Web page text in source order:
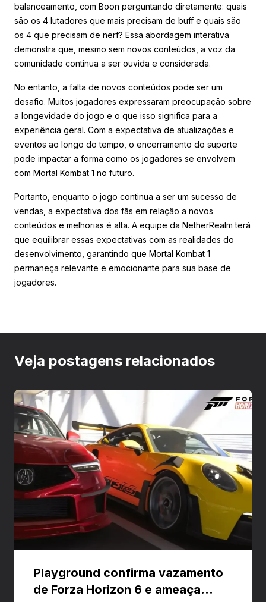
balanceamento, com Boon perguntando diretamente: quais
são os 4 lutadores que mais precisam de buff e quais são
os 4 que precisam de nerf? Essa abordagem interativa
demonstra que, mesmo sem novos conteúdos, a voz da
comunidade continua a ser ouvida e considerada.
No entanto, a falta de novos conteúdos pode ser um
desafio. Muitos jogadores expressaram preocupação sobre
a longevidade do jogo e o que isso significa para a
experiência geral. Com a expectativa de atualizações e
eventos ao longo do tempo, o encerramento do suporte
pode impactar a forma como os jogadores se envolvem
com Mortal Kombat 1 no futuro.
Portanto, enquanto o jogo continua a ser um sucesso de
vendas, a expectativa dos fãs em relação a novos
conteúdos e melhorias é alta. A equipe da NetherRealm terá
que equilibrar essas expectativas com as realidades do
desenvolvimento, garantindo que Mortal Kombat 1
permaneça relevante e emocionante para sua base de
jogadores.
Veja postagens relacionados
Playground confirma vazamento
de Forza Horizon 6 e ameaça